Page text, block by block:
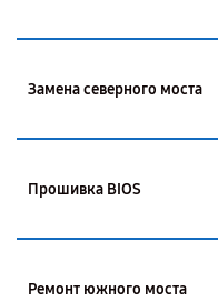
Замена северного моста
Прошивка BIOS
Ремонт южного моста